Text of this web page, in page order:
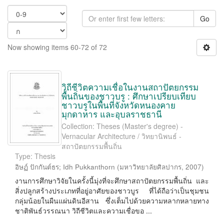
Go
Now showing items 60-72 of 72
วิถีชีวิตความเชื่อในงานสถาปัตยกรรม
พื้นถิ่นของชาวบรู : ศึกษาเปรียบเทียบ
ชาวบรูในพื้นที่จังหวัดหนองคาย
มุกดาหาร และอุบลราชธานี
Collection: Theses (Master's degree) -
Vernacular Architecture / วิทยานิพนธ์ -
สถาปัตยกรรมพื้นถิ่น
Type: Thesis
อิษฏ์ ปักกันต์ธร; Idh Pukkanthorn (มหาวิทยาลัยศิลปากร, 2007)
งานการศึกษาวิจัยในครั้งนี้มุ่งที่จะศึกษาสถาปัตยกรรมพื้นถิ่น และ
สิ่งปลูกสร้างประเภทที่อยู่อาศัยของชาวบูร ที่ได้ถือว่าเป็นชุมชน
กลุ่มน้อยในผืนแผ่นดินอีสาน ซึ่งเต็มไปด้วยความหลากหลายทาง
ชาติพันธ์วรรณนา วิถีชีวิตและความเชื่อขอ ...